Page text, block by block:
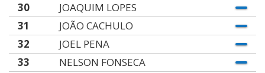
30
JOAQUIM LOPES
31
JOÃO CACHULO
32
JOEL PENA
33
NELSON FONSECA